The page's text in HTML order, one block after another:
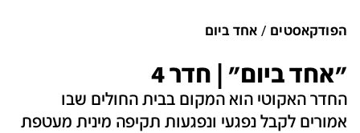
הפודקאסטים אחד ביום
"אחד ביום" | חדר 4
החדר האקוטי הוא המקום בבית החולים שבו
אמורים לקבל נפגעי ונפגעות תקיפה מינית מעטפת